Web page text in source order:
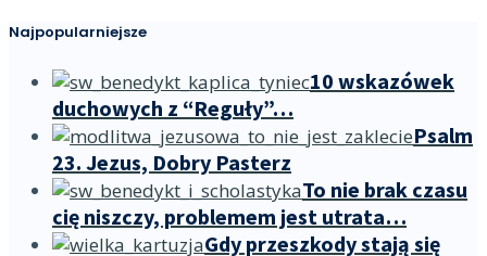
Najpopularniejsze
10 wskazówek
duchowych z “Reguły”…
Psalm
23. Jezus, Dobry Pasterz
To nie brak czasu
cię niszczy, problemem jest utrata…
Gdy przeszkody stają się